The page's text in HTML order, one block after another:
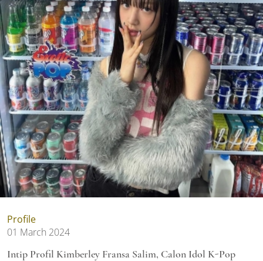
Profile
01 March 2024
Intip Profil Kimberley Fransa Salim, Calon Idol K-Pop